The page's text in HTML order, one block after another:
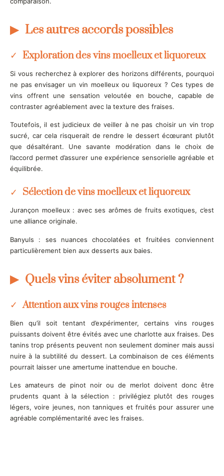
Les autres accords possibles
Exploration des vins moelleux et liquoreux
Si vous recherchez à explorer des horizons différents, pourquoi
ne pas envisager un vin moelleux ou liquoreux ? Ces types de
vins offrent une sensation veloutée en bouche, capable de
contraster agréablement avec la texture des fraises.
Toutefois, il est judicieux de veiller à ne pas choisir un vin trop
sucré, car cela risquerait de rendre le dessert écœurant plutôt
que désaltérant. Une savante modération dans le choix de
l’accord permet d’assurer une expérience sensorielle agréable et
équilibrée.
Sélection de vins moelleux et liquoreux
Jurançon moelleux : avec ses arômes de fruits exotiques, c’est
une alliance originale.
Banyuls : ses nuances chocolatées et fruitées conviennent
particulièrement bien aux desserts aux baies.
Quels vins éviter absolument ?
Attention aux vins rouges intenses
Bien qu’il soit tentant d’expérimenter, certains vins rouges
puissants doivent être évités avec une charlotte aux fraises. Des
tanins trop présents peuvent non seulement dominer mais aussi
nuire à la subtilité du dessert. La combinaison de ces éléments
pourrait laisser une amertume inattendue en bouche.
Les amateurs de pinot noir ou de merlot doivent donc être
prudents quant à la sélection : privilégiez plutôt des rouges
légers, voire jeunes, non tanniques et fruités pour assurer une
agréable complémentarité avec les fraises.